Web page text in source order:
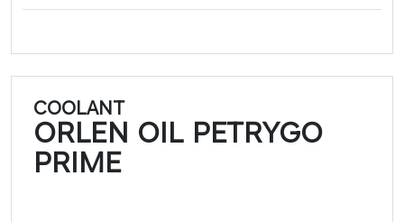
COOLANT
ORLEN OIL PETRYGO
PRIME